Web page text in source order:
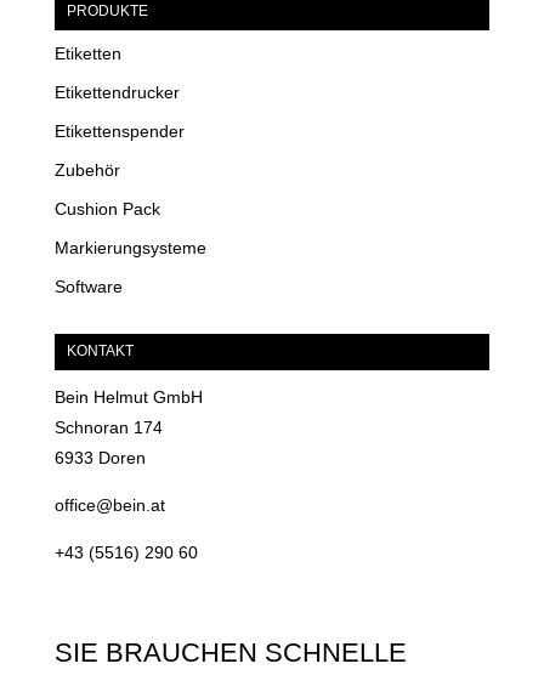
PRODUKTE
Etiketten
Etikettendrucker
Etikettenspender
Zubehör
Cushion Pack
Markierungsysteme
Software
KONTAKT
Bein Helmut GmbH
Schnoran 174
6933 Doren
office@bein.at
+43 (5516) 290 60
SIE BRAUCHEN SCHNELLE